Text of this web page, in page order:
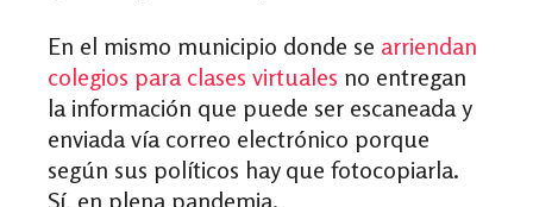
En el mismo municipio donde se arriendan
colegios para clases virtuales no entregan
la información que puede ser escaneada y
enviada vía correo electrónico porque
según sus políticos hay que fotocopiarla.
Sí, en plena pandemia.